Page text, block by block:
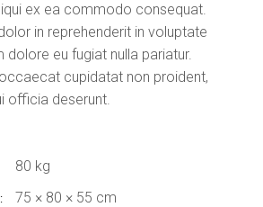
ex ea commodo consequat.
in reprehenderit in voluptate
dolore eu fugiat nulla pariatur.
cupidatat non proident,
officia deserunt.
80 kg
75 × 80 × 55 cm